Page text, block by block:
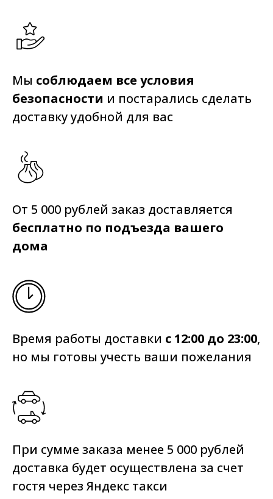
Мы соблюдаем все условия
безопасности и постарались сделать
доставку удобной для вас
От 5 000 рублей заказ доставляется
бесплатно по подъезда вашего
дома
Время работы доставки с 12:00 до 23:00,
но мы готовы учесть ваши пожелания
При сумме заказа менее 5 000 рублей
доставка будет осуществлена за счет
гостя через Яндекс такси